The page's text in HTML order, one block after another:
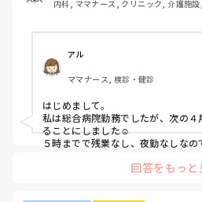
・転職する 内科, ママナース, クリニック, 介護施
アル
ママナース, 検診・健診
はじめまして。
私は総合病院勤務でしたが、次の
ることにしました☺️
５時までで残業なし、夜勤なしな
回答をもっと